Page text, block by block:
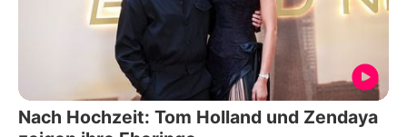
Nach Hochzeit: Tom Holland und Zendaya